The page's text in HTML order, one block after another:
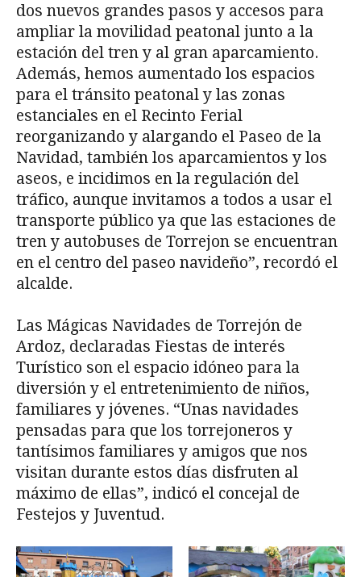
dos nuevos grandes pasos y accesos para
ampliar la movilidad peatonal junto a la
estación del tren y al gran aparcamiento.
Además, hemos aumentado los espacios
para el tránsito peatonal y las zonas
estanciales en el Recinto Ferial
reorganizando y alargando el Paseo de la
Navidad, también los aparcamientos y los
aseos, e incidimos en la regulación del
tráfico, aunque invitamos a todos a usar el
transporte público ya que las estaciones de
tren y autobuses de Torrejon se encuentran
en el centro del paseo navideño”, recordó el
alcalde.
Las Mágicas Navidades de Torrejón de
Ardoz, declaradas Fiestas de interés
Turístico son el espacio idóneo para la
diversión y el entretenimiento de niños,
familiares y jóvenes. “Unas navidades
pensadas para que los torrejoneros y
tantísimos familiares y amigos que nos
visitan durante estos días disfruten al
máximo de ellas”, indicó el concejal de
Festejos y Juventud.